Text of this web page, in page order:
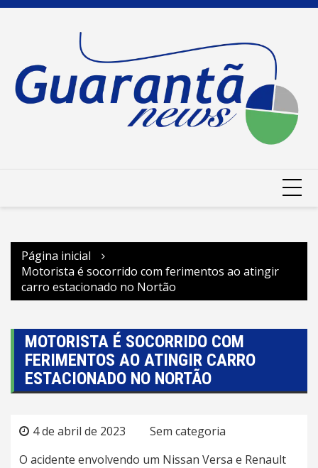
Ir
Página inicial
Motorista é socorrido com ferimentos ao atingir
carro estacionado no Nortão
MOTORISTA É SOCORRIDO COM
FERIMENTOS AO ATINGIR CARRO
ESTACIONADO NO NORTÃO
4 de abril de 2023
Sem categoria
O acidente envolvendo um Nissan Versa e Renault